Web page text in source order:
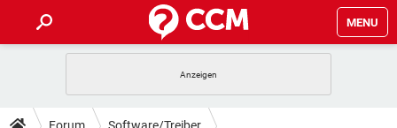
MENU
TIPPS & TRICKS
Forum Software/Treiber